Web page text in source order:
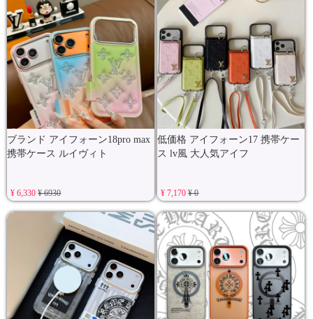
ブランド アイフォーン18pro max
携帯ケース ルイヴィト
¥ 6,330¥ 6930
低価格 アイフォーン17 携帯ケー
ス lv風 大人気アイフ
¥ 7,170¥ 0